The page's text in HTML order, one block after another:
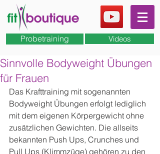
Probetraining Videos
Sinnvolle Bodyweight Übungen
für Frauen
Das Krafttraining mit sogenannten
Bodyweight Übungen erfolgt lediglich
mit dem eigenen Körpergewicht ohne
zusätzlichen Gewichten. Die allseits
bekannten Push Ups, Crunches und
Pull Ups (Klimmzüge) gehören zu den